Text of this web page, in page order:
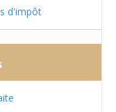
d'impôt